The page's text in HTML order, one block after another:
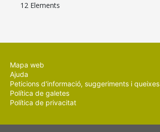
12 Elements
Mapa web
Ajuda
Peticions d'informació, suggeriments i queixes
Política de galetes
Política de privacitat